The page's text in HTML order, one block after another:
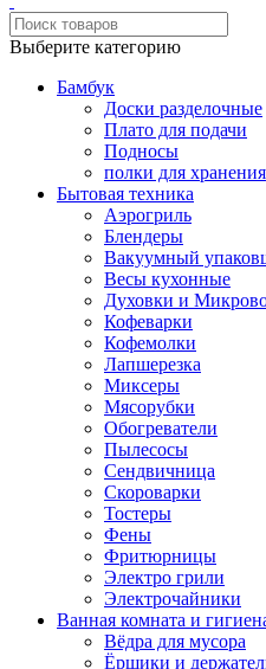
Выберите категорию
Бамбук
Доски разделочные
Плато для подачи
Подносы
полки для хранения
Бытовая техника
Аэрогриль
Блендеры
Вакуумный
Весы кухонные
Духовки и
Кофеварки
Кофемолки
Лапшерезка
Миксеры
Мясорубки
Обогреватели
Пылесосы
Сендвичница
Скороварки
Тостеры
Фены
Фритюрницы
Электро грили
Электрочайники
Ванная комната и
Вёдра для мусора
Ёршики и